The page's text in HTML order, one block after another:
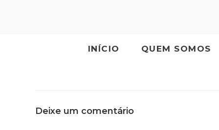
INÍCIO QUEM SOMOS
Deixe um comentário